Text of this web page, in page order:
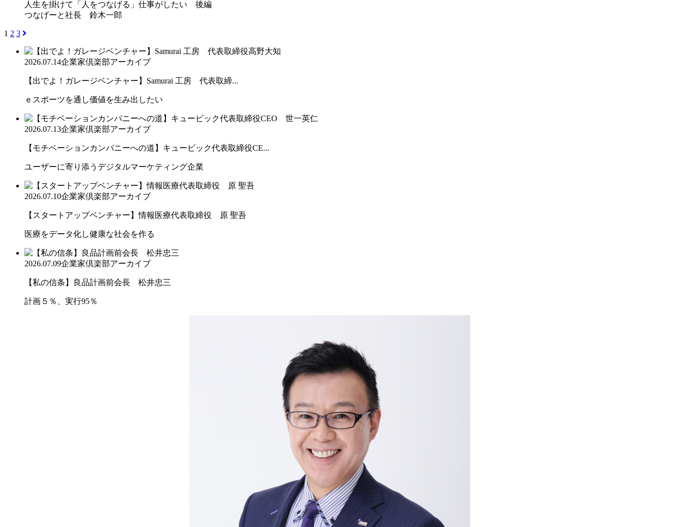
人生を掛けて「人をつなげる」仕事がしたい 後編
つなげーと社長 鈴木一郎
1 2 3
2026.07.14企業家倶楽部アーカイブ
【出でよ！ガレージベンチャー】Samurai 工房 代表取締...
ｅスポーツを通し価値を生み出したい
2026.07.13企業家倶楽部アーカイブ
【モチベーションカンパニーへの道】キュービック代表取締役CE...
ユーザーに寄り添うデジタルマーケティング企業
2026.07.10企業家倶楽部アーカイブ
【スタートアップベンチャー】情報医療代表取締役 原 聖吾
医療をデータ化し健康な社会を作る
2026.07.09企業家倶楽部アーカイブ
【私の信条】良品計画前会長 松井忠三
計画５％、実行95％